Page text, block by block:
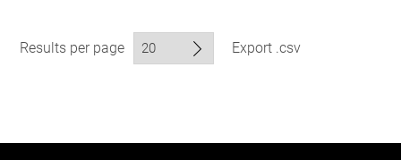
Results per page Export .csv